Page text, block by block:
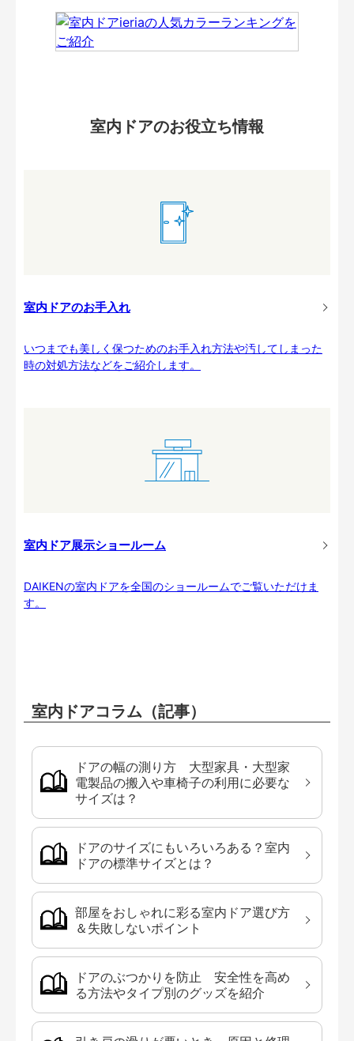
室内ドアのお役立ち情報
室内ドアのお手入れ
いつまでも美しく保つためのお手入れ方法や汚してしまった
時の対処方法などをご紹介します。
室内ドア展示ショールーム
DAIKENの室内ドアを全国のショールームでご覧いただけま
す。
室内ドアコラム（記事）
ドアの幅の測り方 大型家具・大型家
電製品の搬入や車椅子の利用に必要な
サイズは？
ドアのサイズにもいろいろある？室内
ドアの標準サイズとは？
部屋をおしゃれに彩る室内ドア選び方
＆失敗しないポイント
ドアのぶつかりを防止 安全性を高め
る方法やタイプ別のグッズを紹介